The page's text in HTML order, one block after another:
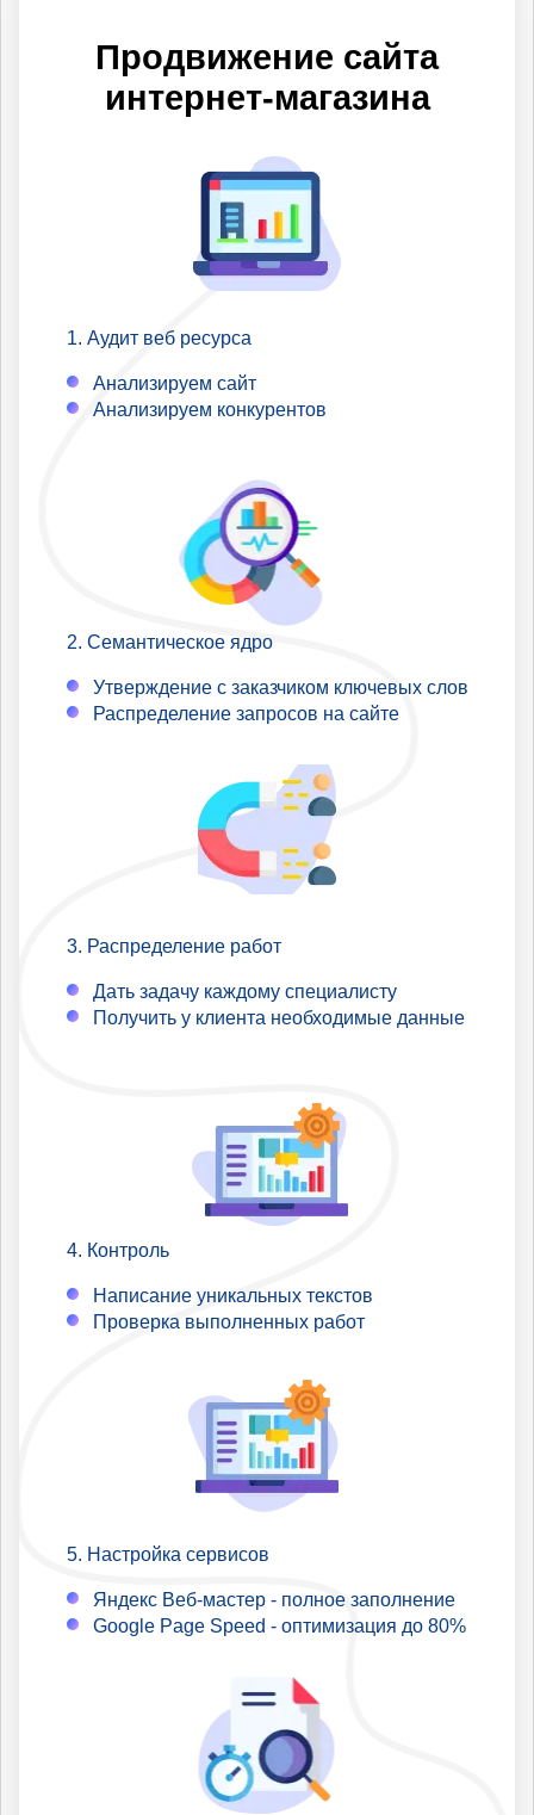
по которым Вы не
продвигаетесь.
Продвижение сайта
интернет-магазина
Аудит веб ресурса
Анализируем сайт
Анализируем конкурентов
Семантическое ядро
Утверждение с заказчиком ключевых слов
Распределение запросов на сайте
Распределение работ
Дать задачу каждому специалисту
Получить у клиента необходимые данные
Контроль
Написание уникальных текстов
Проверка выполненных работ
Настройка сервисов
Яндекс Веб-мастер - полное заполнение
Google Page Speed - оптимизация до 80%